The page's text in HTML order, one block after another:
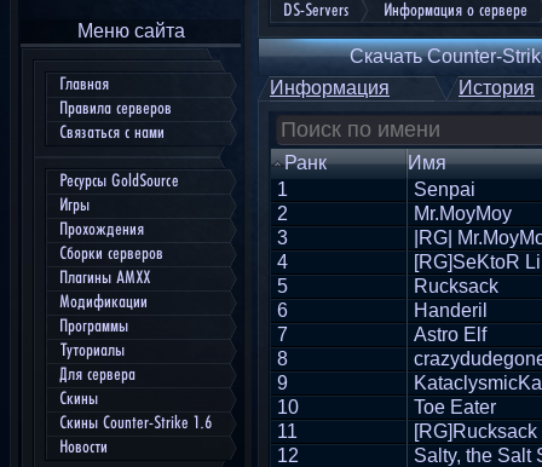
Меню сайта
Главная
Правила серверов
Связаться с нами
Ресурсы GoldSource
Игры
Прохождения
Сборки серверов
Плагины AMXX
Модификации
Программы
Туториалы
Для сервера
Скины
Скины Counter-Strike 1.6
Новости
DS-Servers Информация о сервере
Скачать Counter-
Информация
История
Ранк
Имя
1
Senpai
2
Mr.MoyMoy
3
|RG|
4
[RG]SeKtoR
5
Rucksack
6
Handeril
7
Astro Elf
8
9
10
Toe Eater
11
[RG]Rucksack
12
Salty, the Salt